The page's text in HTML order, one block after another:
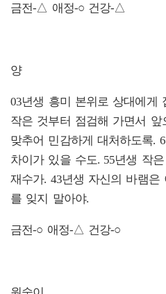
금전-△ 애정-○ 건강-△
양
03년생 흥미 본위로 상대에게
작은 것부터 점검해 가면서 앞
맞추어 민감하게 대처하도록.
차이가 있을 수도. 55년생 작
재수가. 43년생 자신의 바램은
를 잊지 말아야.
금전-○ 애정-△ 건강-○